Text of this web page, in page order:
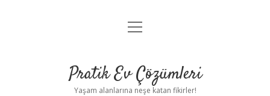
Anasayfa
Yasal Uyarı
menüyü
Pratik Ev Çözümleri
Yaşam alanlarına neşe katan fikirler!